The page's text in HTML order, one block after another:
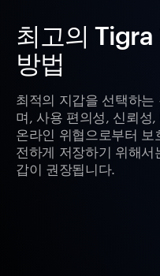
최고의
방법
최적의 지갑을 선택하
며, 사용 편의성, 신뢰성
온라인 위협으로부터
전하게 저장하기 위해
갑이 권장됩니다.